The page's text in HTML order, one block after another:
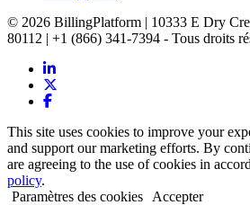
© 2026 BillingPlatform | 10333 E Dry
80112 | +1 (866) 341-7394 - Tous droits
This site uses cookies to improve your
and support our marketing efforts. By
are agreeing to the use of cookies in
policy.
Paramètres des cookies
Accepter